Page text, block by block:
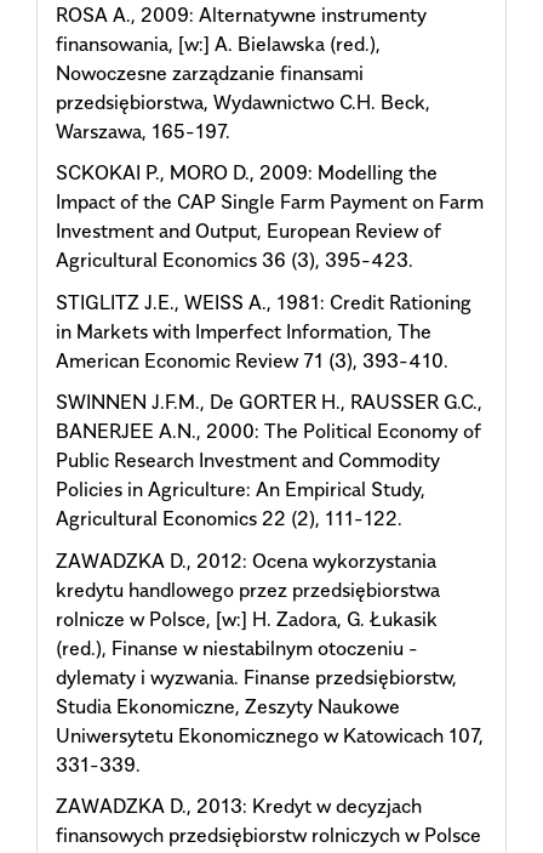
ROSA A., 2009: Alternatywne instrumenty
finansowania, [w:] A. Bielawska (red.),
Nowoczesne zarządzanie finansami
przedsiębiorstwa, Wydawnictwo C.H. Beck,
Warszawa, 165-197.
SCKOKAI P., MORO D., 2009: Modelling the
Impact of the CAP Single Farm Payment on Farm
Investment and Output, European Review of
Agricultural Economics 36 (3), 395-423.
STIGLITZ J.E., WEISS A., 1981: Credit Rationing
in Markets with Imperfect Information, The
American Economic Review 71 (3), 393-410.
SWINNEN J.F.M., De GORTER H., RAUSSER G.C.,
BANERJEE A.N., 2000: The Political Economy of
Public Research Investment and Commodity
Policies in Agriculture: An Empirical Study,
Agricultural Economics 22 (2), 111-122.
ZAWADZKA D., 2012: Ocena wykorzystania
kredytu handlowego przez przedsiębiorstwa
rolnicze w Polsce, [w:] H. Zadora, G. Łukasik
(red.), Finanse w niestabilnym otoczeniu -
dylematy i wyzwania. Finanse przedsiębiorstw,
Studia Ekonomiczne, Zeszyty Naukowe
Uniwersytetu Ekonomicznego w Katowicach 107,
331-339.
ZAWADZKA D., 2013: Kredyt w decyzjach
finansowych przedsiębiorstw rolniczych w Polsce